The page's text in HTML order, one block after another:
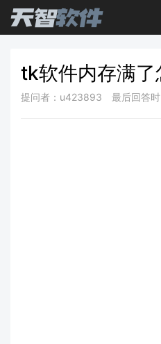
tk软件内存满了
提问者：u423893 最后回答